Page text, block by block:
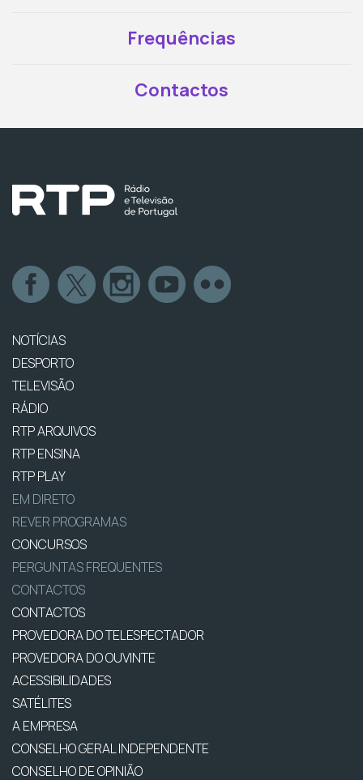
Frequências
Contactos
NOTÍCIAS
DESPORTO
TELEVISÃO
RÁDIO
RTP ARQUIVOS
RTP ENSINA
RTP PLAY
EM DIRETO
REVER PROGRAMAS
CONCURSOS
PERGUNTAS FREQUENTES
CONTACTOS
CONTACTOS
PROVEDORA DO TELESPECTADOR
PROVEDORA DO OUVINTE
ACESSIBILIDADES
SATÉLITES
A EMPRESA
CONSELHO GERAL INDEPENDENTE
CONSELHO DE OPINIÃO